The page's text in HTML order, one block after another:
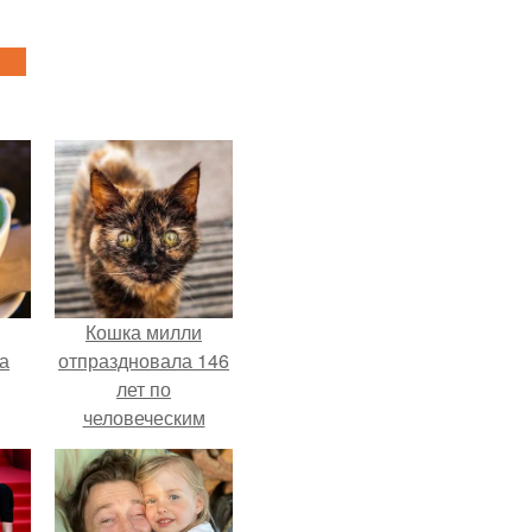
Кошка милли
отпраздновала 146
лет по
человеческим
Меркам и
претендует на
звание самой